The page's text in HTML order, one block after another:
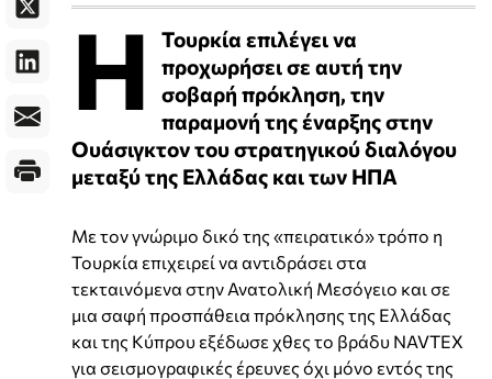
Η
Τουρκία επιλέγει να
προχωρήσει σε αυτή την
σοβαρή πρόκληση, την
παραμονή της έναρξης στην
Ουάσιγκτον του στρατηγικού διαλόγου
μεταξύ της Ελλάδας και των ΗΠΑ
Με τον γνώριμο δικό της «πειρατικό» τρόπο η
Τουρκία επιχειρεί να αντιδράσει στα
τεκταινόμενα στην Ανατολική Μεσόγειο και σε
μια σαφή προσπάθεια πρόκλησης της Ελλάδας
και της Κύπρου εξέδωσε χθες το βράδυ NAVTEX
για σεισμογραφικές έρευνες όχι μόνο εντός της